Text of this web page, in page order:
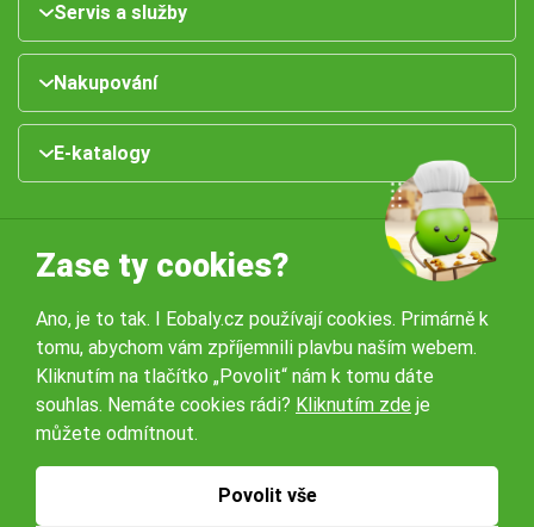
Servis a služby
Nakupování
E-katalogy
Naše pobočky:
Obchodní podmínky
Zase ty cookies?
Ano, je to tak. I Eobaly.cz používají cookies. Primárně k
tomu, abychom vám zpříjemnili plavbu naším webem.
Kliknutím na tlačítko „Povolit“ nám k tomu dáte
souhlas. Nemáte cookies rádi? Kliknutím zde je
můžete odmítnout.
Povolit vše